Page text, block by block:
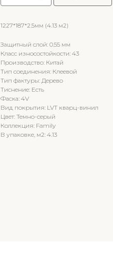
1227*187*2.5мм (4.13 м2)
Защитный слой: 0.55 мм
Класс износостойкости: 43
Производство: Китай
Тип соединения: Клеевой
Тип фактуры: Дерево
Тиснение: Есть
Фаска: 4V
Вид покрытия: LVT кварц-винил
Цвет: Темно-серый
Коллекция: Family
В упаковке, м2: 4.13